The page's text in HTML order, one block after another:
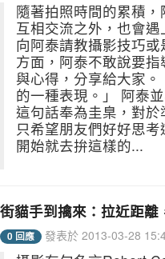
隨著拍照時間的累積
互相交流之外，也會遇
向阿泰請教攝影技巧
方面，阿泰不敢說要
與心得，分享給大家
的一種表現。」 阿泰
這句話奉為圭臬，對
只希望朋友們好好思
開始就去拚這樣的...
街貓手到擒來：拉近距離
0 回應 發表於 2013-03-28